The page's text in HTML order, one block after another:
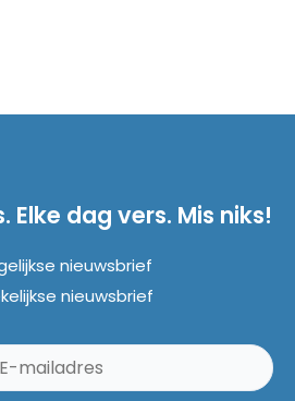
dag vers. Mis niks!
nieuwsbrief
nieuwsbrief